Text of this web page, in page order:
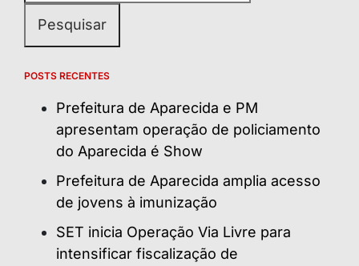
POSTS RECENTES
Prefeitura de Aparecida e PM
apresentam operação de policiamento
do Aparecida é Show
Prefeitura de Aparecida amplia acesso
de jovens à imunização
SET inicia Operação Via Livre para
intensificar fiscalização de